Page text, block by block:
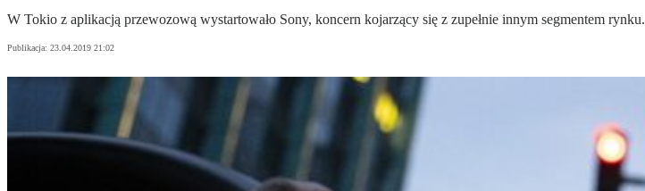
W Tokio z aplikacją przewozową wystartowało Sony, koncern kojarzący się z zupełnie innym segmentem rynku.
Publikacja: 23.04.2019 21:02